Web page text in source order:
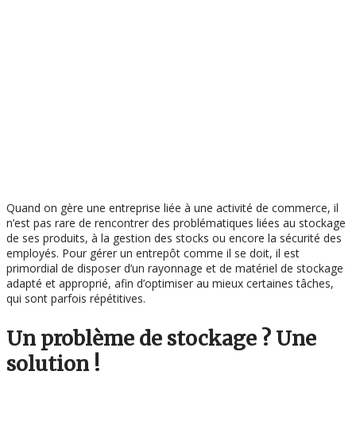
Quand on gère une entreprise liée à une activité de commerce, il
n’est pas rare de rencontrer des problématiques liées au stockage
de ses produits, à la gestion des stocks ou encore la sécurité des
employés. Pour gérer un entrepôt comme il se doit, il est
primordial de disposer d’un rayonnage et de matériel de stockage
adapté et approprié, afin d’optimiser au mieux certaines tâches,
qui sont parfois répétitives.
Un problème de stockage ? Une
solution !